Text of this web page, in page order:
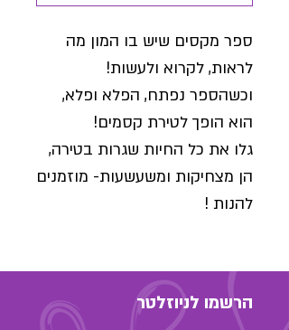
ספר מקסים שיש בו המון מה
לראות, לקרוא ולעשות!
וכשהספר נפתח, הפלא ופלא,
הוא הופך לטירת קסמים!
גלו את כל החיות שגרות בטירה,
הן מצחיקות ומשעשעות- מוזמנים
להנות !
הרשמו לניוזלטר